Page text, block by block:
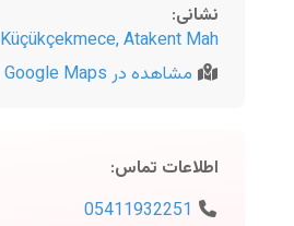
نشانی:
Küçükçekmece, Atakent Mah.
مشاهده در Google Maps
اطلاعات تماس:
05411932251